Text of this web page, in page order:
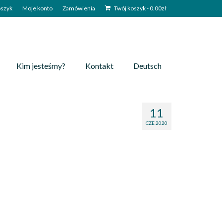
Moje konto Zamówienia Twój koszyk-0.00zł
Kim jesteśmy? Kontakt Deutsch
11
CZE 2020